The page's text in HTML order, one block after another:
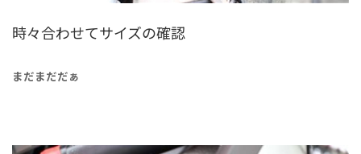
時々合わせてサイズの確認
まだまだだぁ